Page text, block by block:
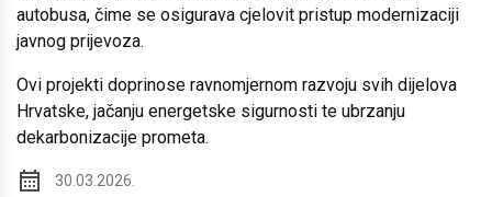
autobusa, čime se osigurava cjelovit pristup modernizaciji
javnog prijevoza.
Ovi projekti doprinose ravnomjernom razvoju svih dijelova
Hrvatske, jačanju energetske sigurnosti te ubrzanju
dekarbonizacije prometa.
30.03.2026.